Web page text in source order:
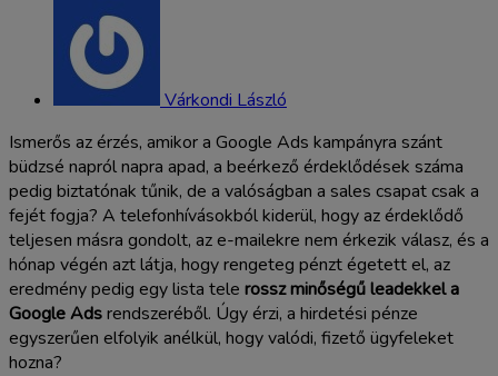
Várkondi László
Ismerős az érzés, amikor a Google Ads kampányra szánt
büdzsé napról napra apad, a beérkező érdeklődések száma
pedig biztatónak tűnik, de a valóságban a sales csapat csak a
fejét fogja? A telefonhívásokból kiderül, hogy az érdeklődő
teljesen másra gondolt, az e-mailekre nem érkezik válasz, és a
hónap végén azt látja, hogy rengeteg pénzt égetett el, az
eredmény pedig egy lista tele rossz minőségű leadekkel a
Google Adsrendszeréből. Úgy érzi, a hirdetési pénze
egyszerűen elfolyik anélkül, hogy valódi, fizető ügyfeleket
hozna?